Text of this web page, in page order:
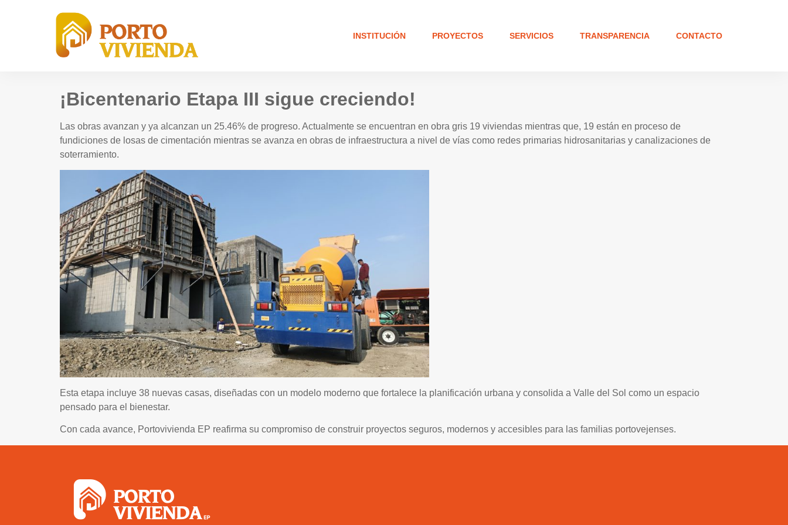
INSTITUCIÓN PROYECTOS SERVICIOS TRANSPARENCIA CONTACTO
¡Bicentenario Etapa III sigue creciendo!
Las obras avanzan y ya alcanzan un 25.46% de progreso. Actualmente se encuentran en obra gris 19 viviendas mientras que, 19 están en proceso de
fundiciones de losas de cimentación mientras se avanza en obras de infraestructura a nivel de vías como redes primarias hidrosanitarias y canalizaciones de
soterramiento.
Esta etapa incluye 38 nuevas casas, diseñadas con un modelo moderno que fortalece la planificación urbana y consolida a Valle del Sol como un espacio
pensado para el bienestar.
Con cada avance, Portovivienda EP reafirma su compromiso de construir proyectos seguros, modernos y accesibles para las familias portovejenses.